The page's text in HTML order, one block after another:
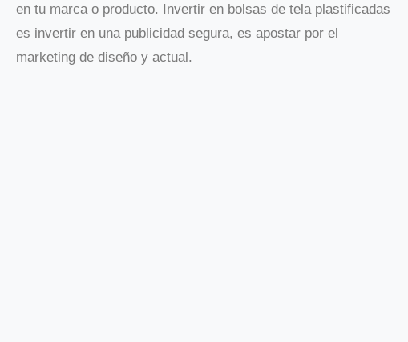
en tu marca o producto. Invertir en bolsas de tela plastificadas
es invertir en una publicidad segura, es apostar por el
marketing de diseño y actual.